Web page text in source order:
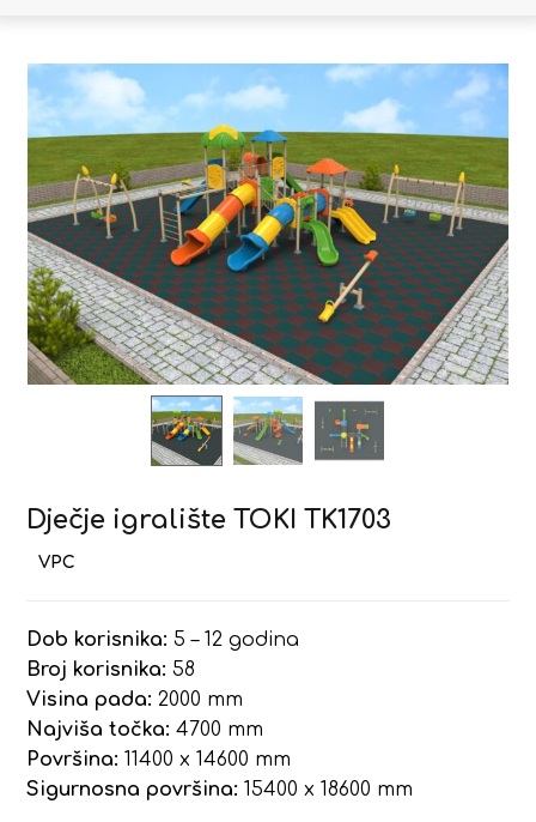
Dječje igralište TOKI TK1703
Dob korisnika: 5 – 12 godina
Broj korisnika: 58
Visina pada: 2000 mm
Najviša točka: 4700 mm
Površina: 11400 x 14600 mm
Sigurnosna površina: 15400 x 18600 mm